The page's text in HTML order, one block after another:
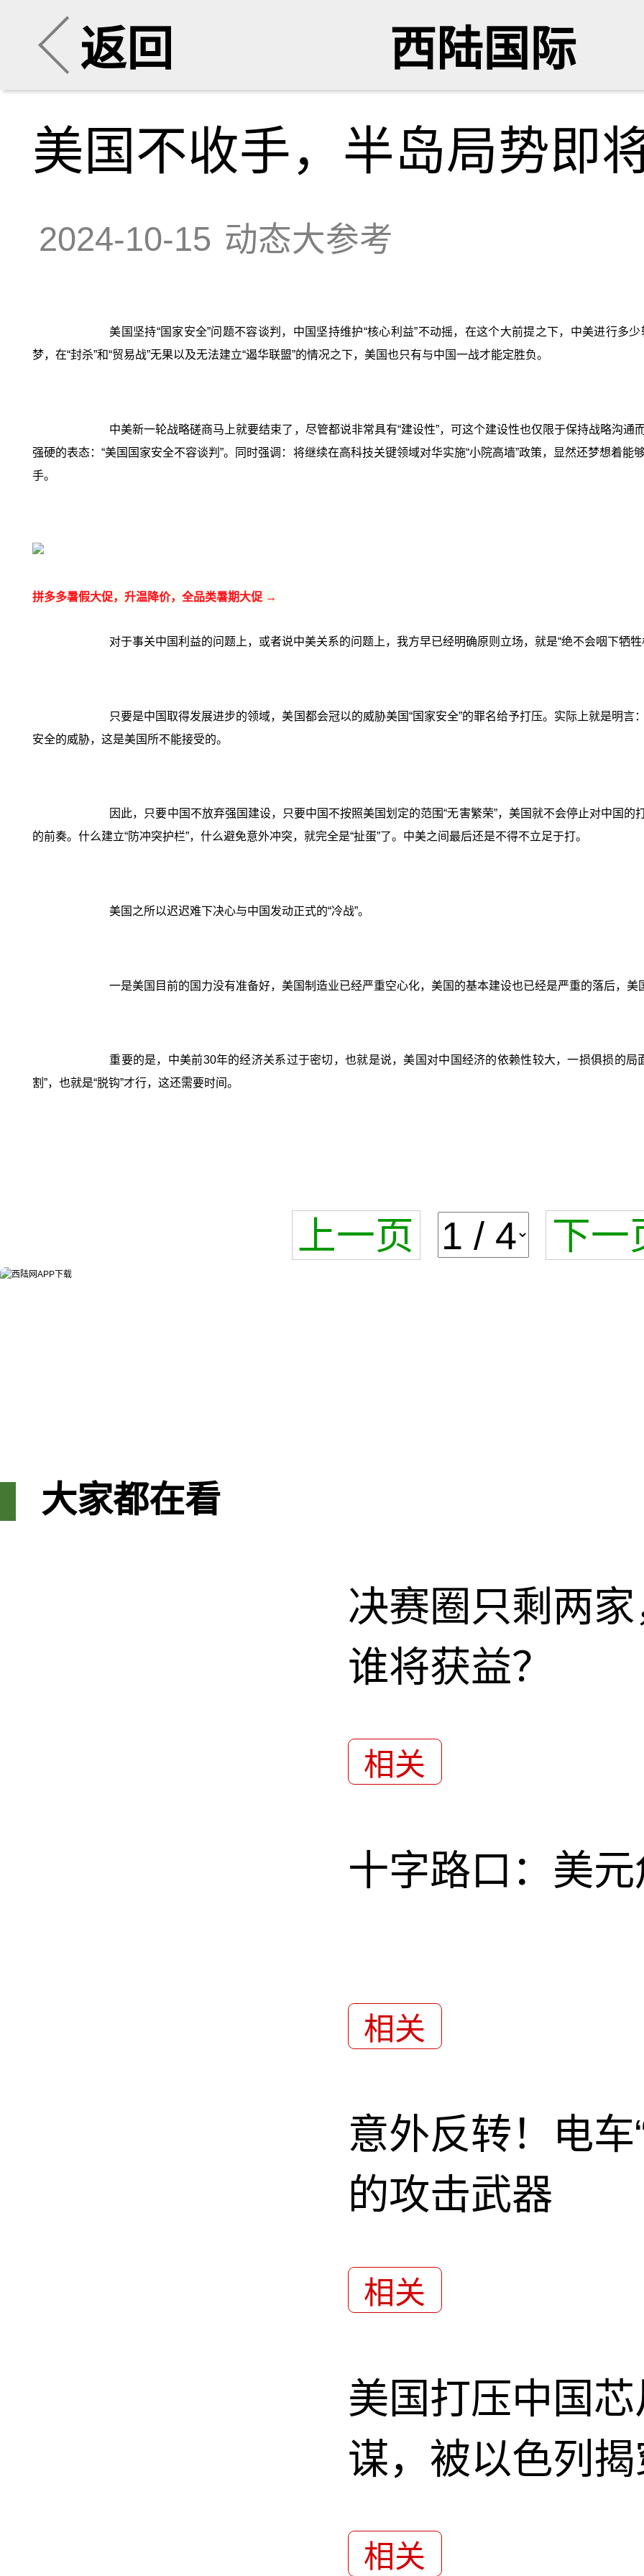
返回 西陆国际
美国不收手，半岛局势即
2024-10-15 动态大参考
美国坚持“国家安全”问题不容谈判，中国坚持维护“核心利益”不动摇，在这个大前提之下，中美进行多
梦，在“封杀”和“贸易战”无果以及无法建立“遏华联盟”的情况之下，美国也只有与中国一战才能定胜负。
中美新一轮战略磋商马上就要结束了，尽管都说非常具有“建设性”，可这个建设性也仅限于保持战略沟
强硬的表态：“美国国家安全不容谈判”。同时强调：将继续在高科技关键领域对华实施“小院高墙”政策，显然还梦想着
手。
拼多多暑假大促，升温降价，全品类暑期大促 →
对于事关中国利益的问题上，或者说中美关系的问题上，我方早已经明确原则立场，就是“绝不会咽下牺牲
只要是中国取得发展进步的领域，美国都会冠以的威胁美国“国家安全”的罪名给予打压。实际上就是明
安全的威胁，这是美国所不能接受的。
因此，只要中国不放弃强国建设，只要中国不按照美国划定的范围“无害繁荣”，美国就不会停止对中国的
的前奏。什么建立“防冲突护栏”，什么避免意外冲突，就完全是“扯蛋”了。中美之间最后还是不得不立足于打。
美国之所以迟迟难下决心与中国发动正式的“冷战”。
一是美国目前的国力没有准备好，美国制造业已经严重空心化，美国的基本建设也已经是严重的落后，美
重要的是，中美前30年的经济关系过于密切，也就是说，美国对中国经济的依赖性较大，一损俱损的
割”，也就是“脱钩”才行，这还需要时间。
上一页 下一
大家都在看
决赛圈只剩两家
谁将获益？
相关
十字路口：美
相关
意外反转！电车
的攻击武器
相关
美国打压中国
谋，被以色列揭
相关